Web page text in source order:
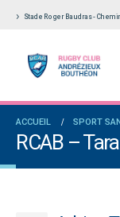
Stade Roger Baudras -
ACCUEIL SPORT
RCAB –
et un nouveau venu